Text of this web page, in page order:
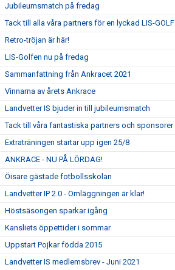
Jubileumsmatch på fredag
Tack till alla våra partners för en lyckad LIS-GOLF
Retro-tröjan är här!
LIS-Golfen nu på fredag
Sammanfattning från Ankracet 2021
Vinnarna av årets Ankrace
Landvetter IS bjuder in till jubileumsmatch
Tack till våra fantastiska partners och sponsorer
Extraträningen startar upp igen 25/8
ANKRACE - NU PÅ LÖRDAG!
Öisare gästade fotbollsskolan
Landvetter IP 2.0 - Omläggningen är klar!
Höstsäsongen sparkar igång
Kansliets öppettider i sommar
Uppstart Pojkar födda 2015
Landvetter IS medlemsbrev - Juni 2021